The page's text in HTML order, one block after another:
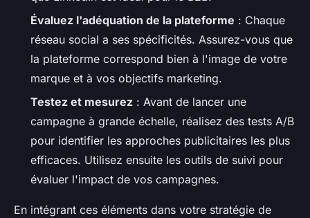
Évaluez l'adéquation de la plateforme : Chaque
réseau social a ses spécificités. Assurez-vous que
la plateforme correspond bien à l'image de votre
marque et à vos objectifs marketing.
Testez et mesurez : Avant de lancer une
campagne à grande échelle, réalisez des tests A/B
pour identifier les approches publicitaires les plus
efficaces. Utilisez ensuite les outils de suivi pour
évaluer l'impact de vos campagnes.
En intégrant ces éléments dans votre stratégie de